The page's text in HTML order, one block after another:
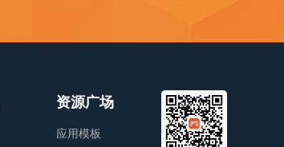
资源广场
应用模板